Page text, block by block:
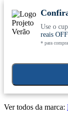
Conheça nosso
Use o
reais OFF
* para
Hidratante Corporal
Hidratante Uso
Ver todos da marca: